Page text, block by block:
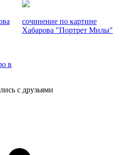
сочинение по картине
Хабарова "Портрет Милы"
в
с друзьями